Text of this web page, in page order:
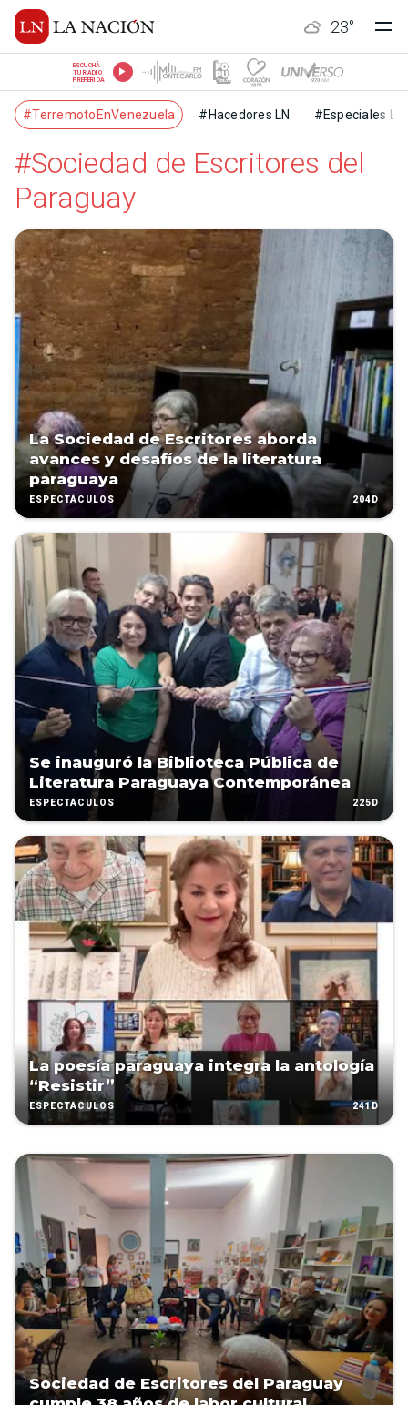
23°
ESCUCHÁ
TU RADIO
PREFERIDA
#TerremotoEnVenezuela #Hacedores LN #Especiales LN
#Sociedad de Escritores del
Paraguay
La Sociedad de Escritores aborda
avances y desafíos de la literatura
paraguaya
ESPECTÁCULOS 204D
Se inauguró la Biblioteca Pública de
Literatura Paraguaya Contemporánea
ESPECTÁCULOS 225D
La poesía paraguaya integra la antología
“Resistir”
ESPECTÁCULOS 241D
Sociedad de Escritores del Paraguay